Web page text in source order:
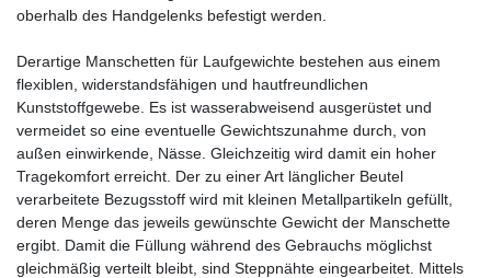
oberhalb des Handgelenks befestigt werden.
Derartige Manschetten für Laufgewichte bestehen aus einem
flexiblen, widerstandsfähigen und hautfreundlichen
Kunststoffgewebe. Es ist wasserabweisend ausgerüstet und
vermeidet so eine eventuelle Gewichtszunahme durch, von
außen einwirkende, Nässe. Gleichzeitig wird damit ein hoher
Tragekomfort erreicht. Der zu einer Art länglicher Beutel
verarbeitete Bezugsstoff wird mit kleinen Metallpartikeln gefüllt,
deren Menge das jeweils gewünschte Gewicht der Manschette
ergibt. Damit die Füllung während des Gebrauchs möglichst
gleichmäßig verteilt bleibt, sind Steppnähte eingearbeitet. Mittels